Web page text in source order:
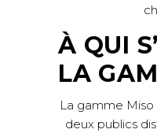
À QUI
LA
La gamme
deux publics